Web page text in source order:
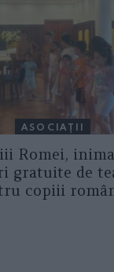
ASOCIAŢII
Romei,
gratuite de
copiii